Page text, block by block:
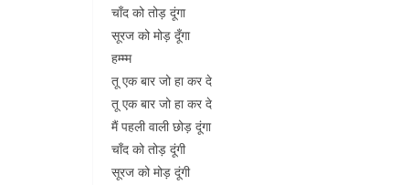
चाँद को तोड़ दूंगा
सूरज को मोड़ दूँगा
हम्म्म
तू एक बार जो हा कर दे
तू एक बार जो हा कर दे
मैं पहली वाली छोड़ दूंगा
चाँद को तोड़ दूंगी
सूरज को मोड़ दूंगी